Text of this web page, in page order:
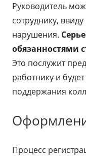
Руководитель
сотруднику,
нарушения.
обязанностями
Это послужит
работнику и
поддержания
Процесс